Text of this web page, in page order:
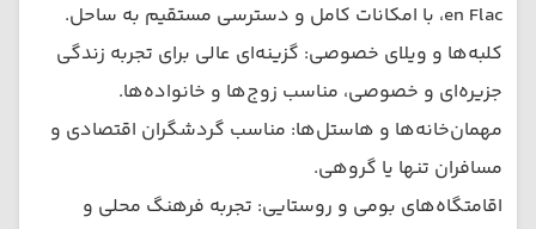
en Flac، با امکانات کامل و دسترسی مستقیم به ساحل.
کلبه‌ها و ویلای خصوصی: گزینه‌ای عالی برای تجربه زندگی
جزیره‌ای و خصوصی، مناسب زوج‌ها و خانواده‌ها.
مهمان‌خانه‌ها و هاستل‌ها: مناسب گردشگران اقتصادی و
مسافران تنها یا گروهی.
اقامتگاه‌های بومی و روستایی: تجربه فرهنگ محلی و